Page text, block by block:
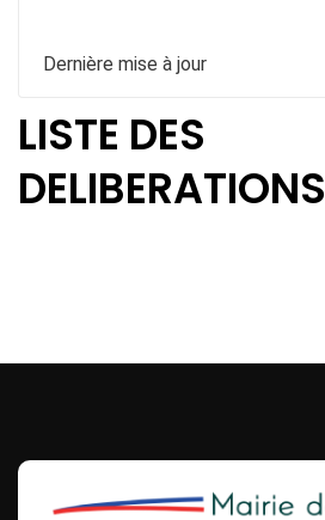
Dernière mise à jour
LISTE DES
DELIBERATIONS